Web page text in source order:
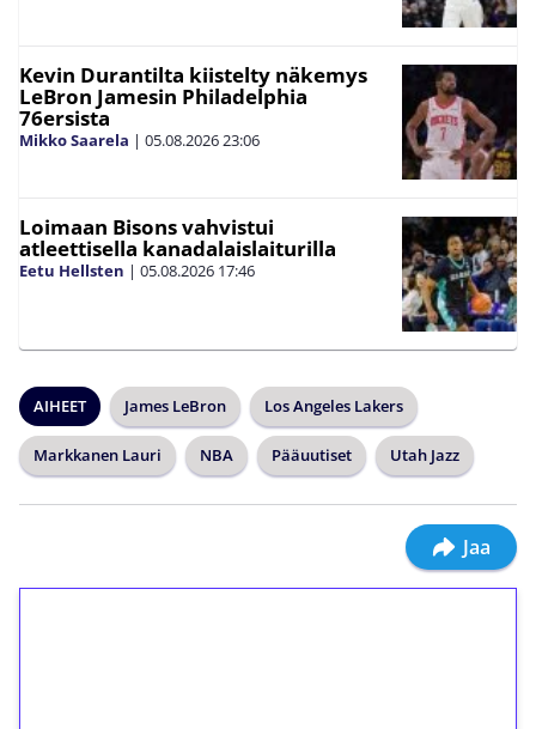
Kevin Durantilta kiistelty näkemys
LeBron Jamesin Philadelphia
76ersista
Mikko Saarela | 05.08.202623:06
Loimaan Bisons vahvistui
atleettisella kanadalaislaiturilla
Eetu Hellsten | 05.08.2026 17:46
AIHEET James LeBron Los Angeles Lakers
Markkanen Lauri NBA Pääuutiset Utah Jazz
Jaa